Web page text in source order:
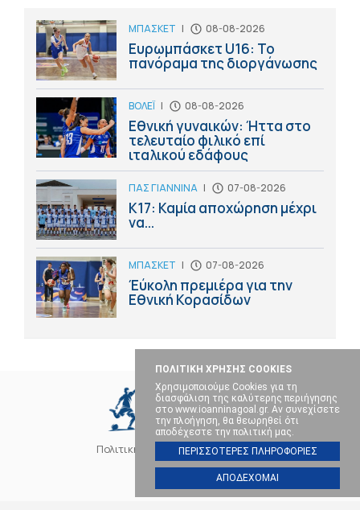
ΠΟΛΙΤΙΚΗ ΧΡΗΣΗΣ COOKIES
Χρησιμοποιούμε Cookies για τη
διασφάλιση της καλύτερης περιήγησης
στο www.ioanninagoal.gr. Αν συνεχίσετε
την πλοήγηση, θα θεωρηθεί ότι
αποδέχεστε την πολιτική μας.
ΠΕΡΙΣΣΟΤΕΡΕΣ ΠΛΗΡΟΦΟΡΙΕΣ
ΑΠΟΔΕΧΟΜΑΙ
ΜΠΑΣΚΕΤ | 08-08-2026
Ευρωμπάσκετ U16: Το
πανόραμα της διοργάνωσης
ΒΟΛΕΪ | 08-08-2026
Εθνική γυναικών: Ήττα στο
τελευταίο φιλικό επί
ιταλικού εδάφους
ΠΑΣ ΓΙΑΝΝΙΝΑ | 07-08-2026
Κ17: Καμία αποχώρηση μέχρι
να...
ΜΠΑΣΚΕΤ | 07-08-2026
Έύκολη πρεμιέρα για την
Εθνική Κορασίδων
Πολιτική Cookies Επικοινωνία
SOCIAL MEDIA